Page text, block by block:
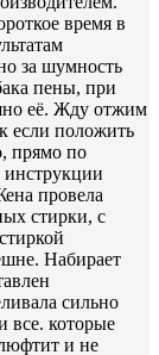
время в
за шумность
пены, при
её. Жду отжим
если положить
прямо по
инструкции
провела
стирки, с
Набирает
сильно
все. которые
и не